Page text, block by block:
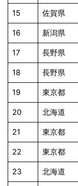
15 佐賀県
16 新潟県
17 長野県
18 長野県
19 東京都
20 北海道
21 東京都
22 東京都
23 北海道